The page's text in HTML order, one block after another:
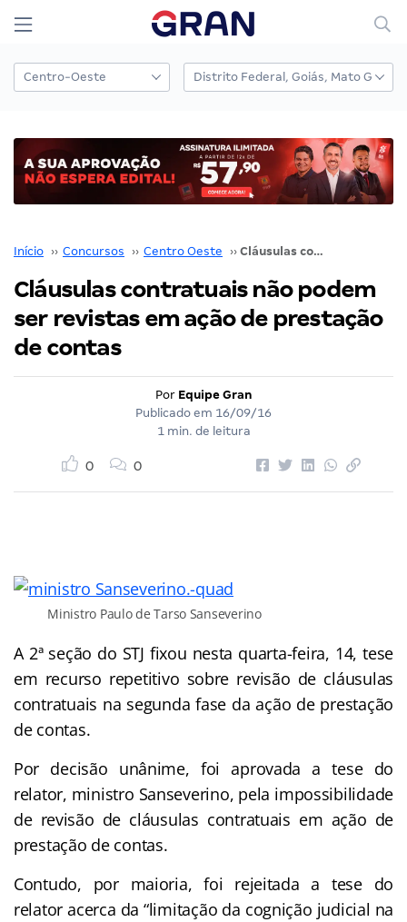
Início ›› Concursos ›› Centro Oeste ›› Cláusulas contratuais não podem ser revistas em ação de prestação de contas
Cláusulas contratuais não podem
ser revistas em ação de prestação
de contas
Por Equipe Gran
Publicado em 16/09/16
1 min. de leitura
0 0
Ministro Paulo de Tarso Sanseverino
A 2ª seção do STJ fixou nesta quarta-feira, 14, tese
em recurso repetitivo sobre revisão de cláusulas
contratuais na segunda fase da ação de prestação
de contas.
Por decisão unânime, foi aprovada a tese do
relator, ministro Sanseverino, pela impossibilidade
de revisão de cláusulas contratuais em ação de
prestação de contas.
Contudo, por maioria, foi rejeitada a tese do
relator acerca da “limitação da cognição judicial na